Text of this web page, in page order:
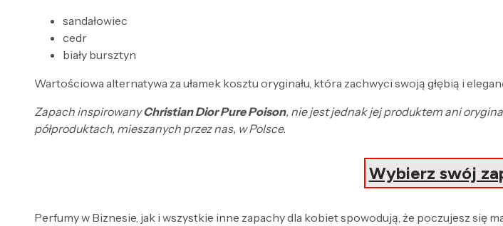
sandałowiec
cedr
biały bursztyn
Wartościowa alternatywa za ułamek kosztu oryginału, która zachwyci swoją głębią i
Zapach inspirowanyChristian Dior Pure Poison, nie jest jednak jej produktem ani
półproduktach, mieszanych przez nas, w Polsce.
Wybierz swój
Perfumy w Biznesie, jak i wszystkie inne zapachy dla kobiet spowodują, że poczujesz się